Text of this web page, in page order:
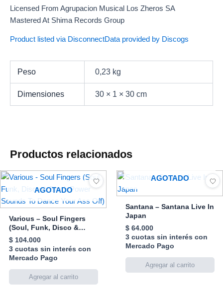
Licensed From Agrupacion Musical Los Zheros SA
Mastered At Shima Records Group
Product listed via DisconnectData provided by Discogs
Peso 0,23 kg
Dimensiones 30 × 1 × 30 cm
Productos relacionados
AGOTADO
Various – Soul Fingers
(Soul, Funk, Disco &
Black Power Sounds To
Dance Your Ass Off)
$104.000
3 cuotas sin interés con
Mercado Pago
AGOTADO
Santana – Santana Live In
Japan
$64.000
3 cuotas sin interés con
Mercado Pago